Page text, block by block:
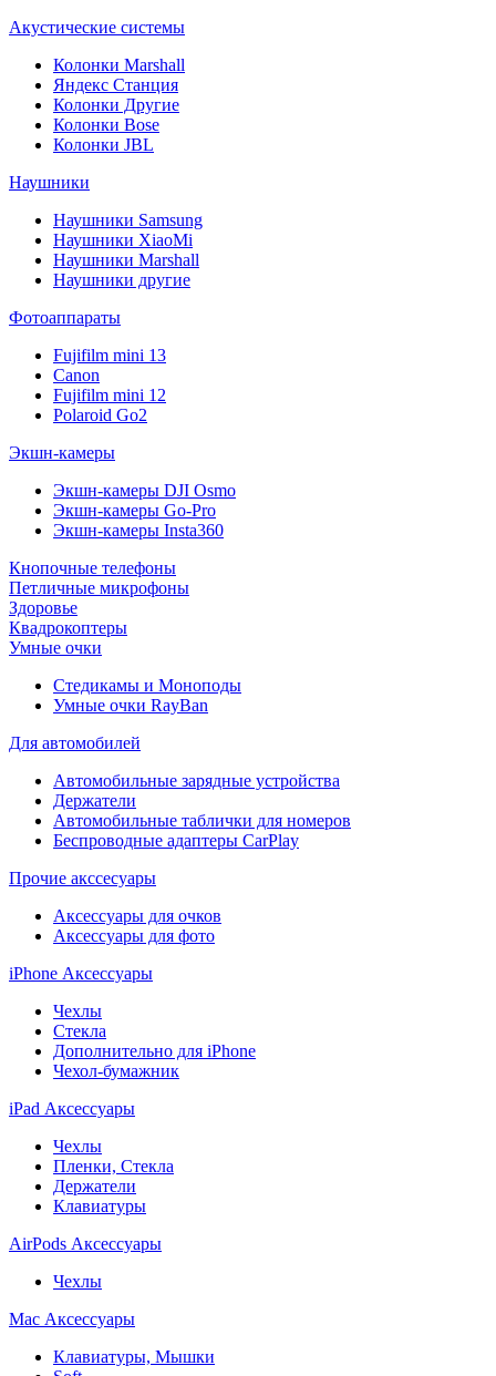
Акустические системы
Колонки Marshall
Яндекс Станция
Колонки Другие
Колонки Bose
Колонки JBL
Наушники
Наушники Samsung
Наушники XiaoMi
Наушники Marshall
Наушники другие
Фотоаппараты
Fujifilm mini 13
Canon
Fujifilm mini 12
Polaroid Go2
Экшн-камеры
Экшн-камеры DJI Osmo
Экшн-камеры Go-Pro
Экшн-камеры Insta360
Кнопочные телефоны
Петличные микрофоны
Здоровье
Квадрокоптеры
Умные очки
Стедикамы и Моноподы
Умные очки RayBan
Для автомобилей
Автомобильные зарядные устройства
Держатели
Автомобильные таблички для номеров
Беспроводные адаптеры CarPlay
Прочие акссесуары
Аксессуары для очков
Аксессуары для фото
iPhone Аксессуары
Чехлы
Стекла
Дополнительно для iPhone
Чехол-бумажник
iPad Аксессуары
Чехлы
Пленки, Стекла
Держатели
Клавиатуры
AirPods Аксессуары
Чехлы
Mac Аксессуары
Клавиатуры, Мышки